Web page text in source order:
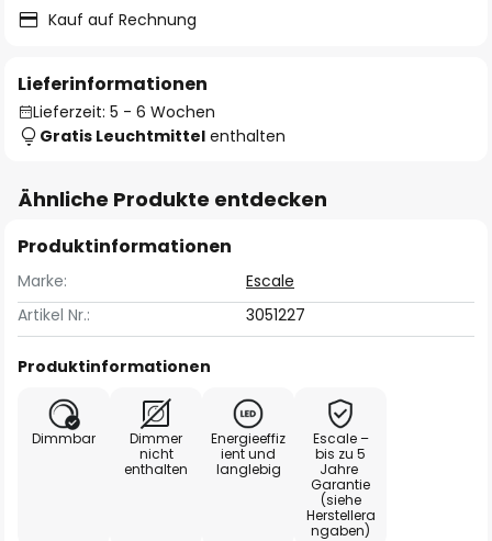
Kauf auf Rechnung
Lieferinformationen
Lieferzeit: 5 - 6 Wochen
Gratis Leuchtmittel enthalten
Ähnliche Produkte entdecken
Produktinformationen
Marke:
Escale
Artikel Nr.:
3051227
Produktinformationen
Dimmbar
Dimmer
nicht
enthalten
Energieeffiz
ient und
langlebig
Escale –
bis zu 5
Jahre
Garantie
(siehe
Herstellera
ngaben)